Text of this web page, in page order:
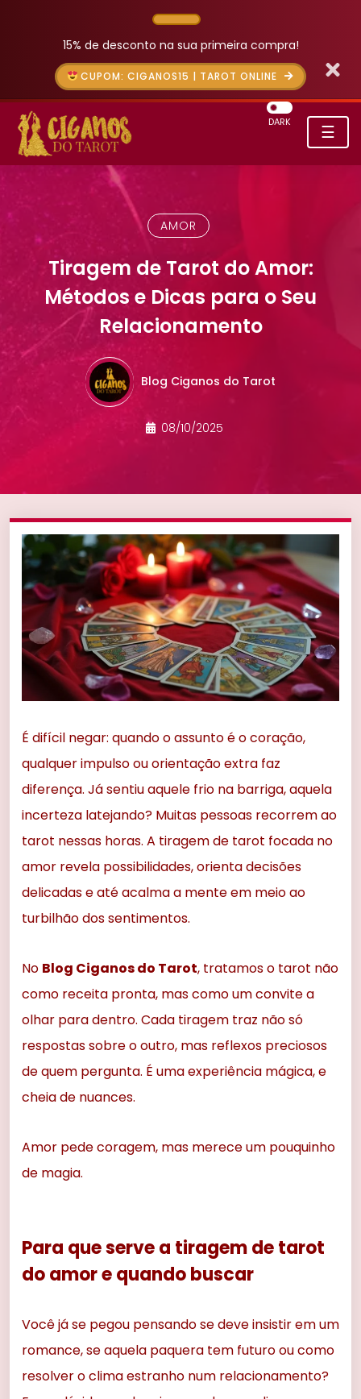
15% de desconto na sua primeira compra!
CUPOM: CIGANOS15 | TAROT ONLINE
☰
DARK
AMOR
Tiragem de Tarot do Amor:
Métodos e Dicas para o Seu
Relacionamento
Blog Ciganos do Tarot
08/10/2025
É difícil negar: quando o assunto é o coração,
qualquer impulso ou orientação extra faz
diferença. Já sentiu aquele frio na barriga, aquela
incerteza latejando? Muitas pessoas recorrem ao
tarot nessas horas. A tiragem de tarot focada no
amor revela possibilidades, orienta decisões
delicadas e até acalma a mente em meio ao
turbilhão dos sentimentos.
No Blog Ciganos do Tarot, tratamos o tarot não
como receita pronta, mas como um convite a
olhar para dentro. Cada tiragem traz não só
respostas sobre o outro, mas reflexos preciosos
de quem pergunta. É uma experiência mágica, e
cheia de nuances.
Amor pede coragem, mas merece um pouquinho
de magia.
Para que serve a tiragem de tarot
do amor e quando buscar
Você já se pegou pensando se deve insistir em um
romance, se aquela paquera tem futuro ou como
resolver o clima estranho num relacionamento?